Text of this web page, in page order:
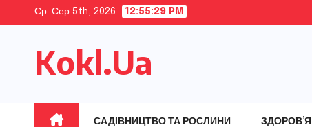
content
Ср. Сер 5th, 2026 12:55:30 PM
Kokl.Ua
САДІВНИЦТВО ТА РОСЛИНИ ЗДОРОВ’Я